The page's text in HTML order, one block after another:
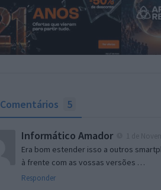
Comentários 5
Informático Amador
Era bom estender isso a outros
à frente com as vossas versões …
Responder